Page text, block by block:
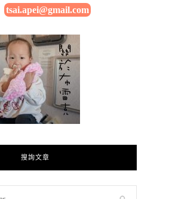
tsai.apei@gmail.com
搜詢文章